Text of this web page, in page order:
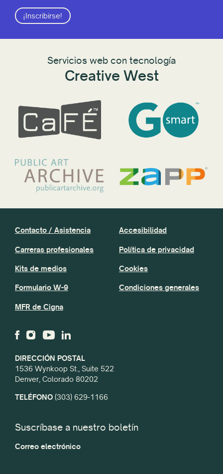
¡Inscribirse!
Servicios web con tecnología
Creative West
DIRECCIÓN POSTAL
1536 Wynkoop St., Suite 522
Denver, Colorado 80202
TELÉFONO (303) 629-1166
Contacto / Asistencia
Carreras profesionales
Kits de medios
Formulario W-9
MFR de Cigna
Accesibilidad
Política de privacidad
Cookies
Condiciones generales
Suscríbase a nuestro boletín
Correo electrónico